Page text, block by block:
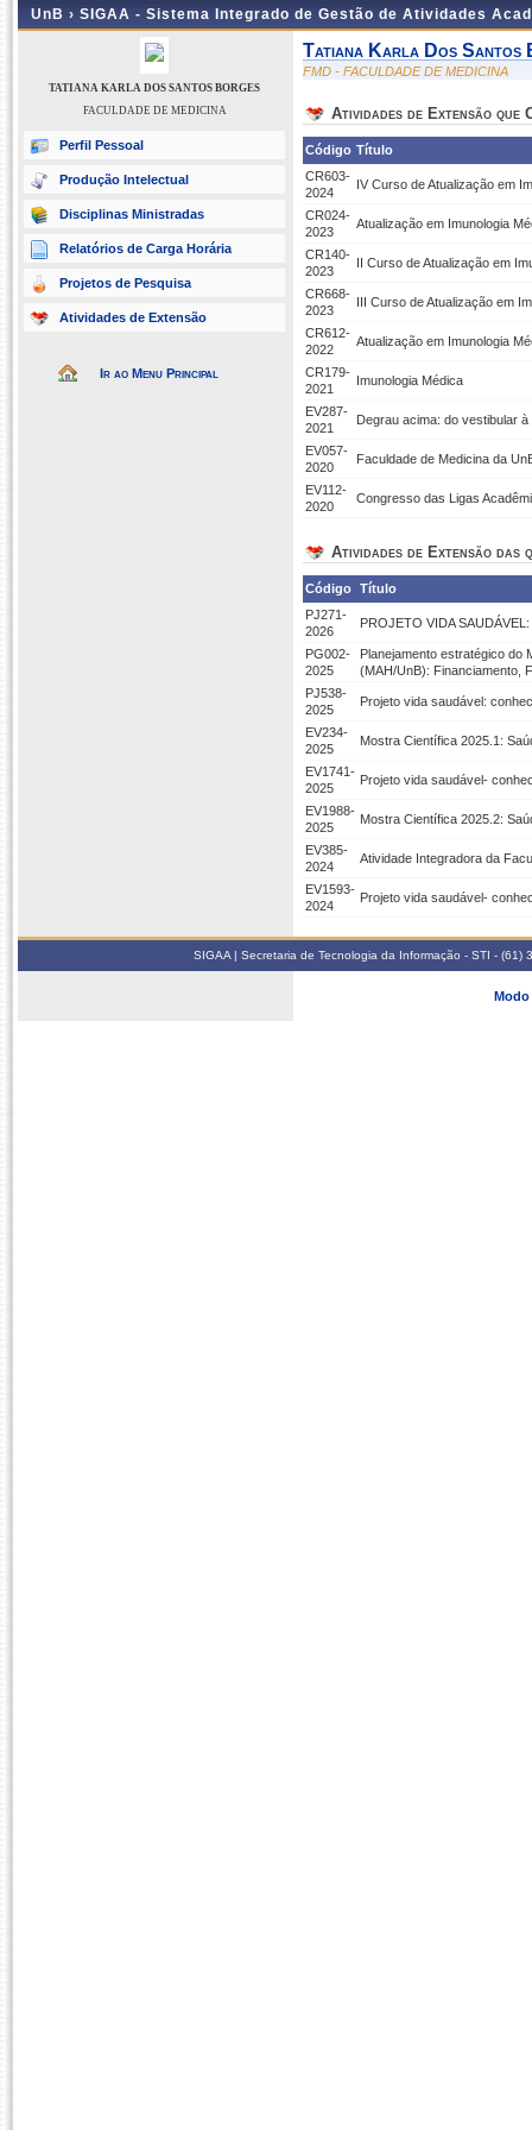
UnB › SIGAA - Sistema Integrado de Gestão de Atividades
TATIANA KARLA DOS SANTOS BORGES
FACULDADE DE MEDICINA
Perfil Pessoal
Produção Intelectual
Disciplinas Ministradas
Relatórios de Carga Horária
Projetos de Pesquisa
Atividades de Extensão
Ir ao Menu Principal
Tatiana Karla Dos Santos
FMD - FACULDADE DE MEDICINA
Atividades de Extensão que
Código Título
CR603-
2024
IV Curso de Atualização em
CR024-
2023
Atualização em Imunologia
CR140-
2023
II Curso de Atualização em
CR668-
2023
III Curso de Atualização em
CR612-
2022
Atualização em Imunologia
CR179-
2021
Imunologia Médica
EV287-
2021
Degrau acima: do vestibular à
EV057-
2020
Faculdade de Medicina da
EV112-
2020
Congresso das Ligas
Atividades de Extensão das
Código Título
PJ271-
2026
PROJETO VIDA
PG002-
2025
Planejamento estratégico do
(MAH/UnB): Financiamento,
PJ538-
2025
Projeto vida saudável:
EV234-
2025
Mostra Científica 2025.1:
EV1741-
2025
Projeto vida saudável-
EV1988-
2025
Mostra Científica 2025.2:
EV385-
2024
Atividade Integradora da
EV1593-
2024
Projeto vida saudável-
SIGAA | Secretaria de Tecnologia da Informação - STI -
Modo